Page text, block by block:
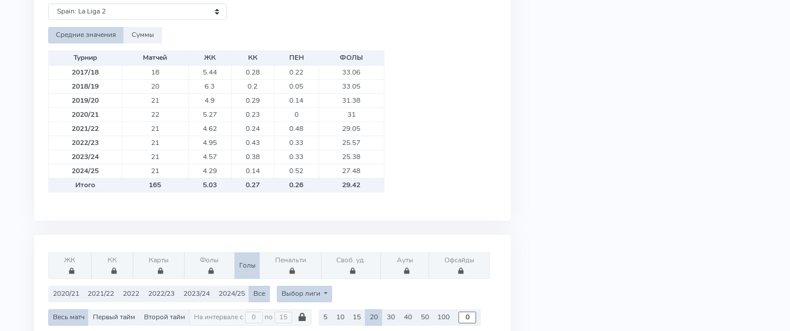
Средние значения Суммы
Турнир Матчей ЖК КК ПЕН
ФОЛЫ
2017/18
18 5.44 0.28 0.22
33.06
2018/19
20 6.3 0.2 0.05
33.05
2019/20
21 4.9 0.29 0.14
31.38
2020/21
22 5.27 0.23 0
31
2021/22
21 4.62 0.24 0.48
29.05
2022/23
21 4.95 0.43 0.33
25.57
2023/24
21 4.57 0.38 0.33
25.38
2024/25
21 4.29 0.14 0.52
27.48
Итого
165 5.03 0.27 0.26 29.42
ЖК КК Карты Фолы
Голы
Пенальти Своб. уд. Ауты Офсайды
2020/21 2021/22 2022 2022/23 2023/24 2024/25 Все Выбор лиги
Весь матч Первый тайм Второй тайм На интервале с по 5 10 15 20 30 40 50 100